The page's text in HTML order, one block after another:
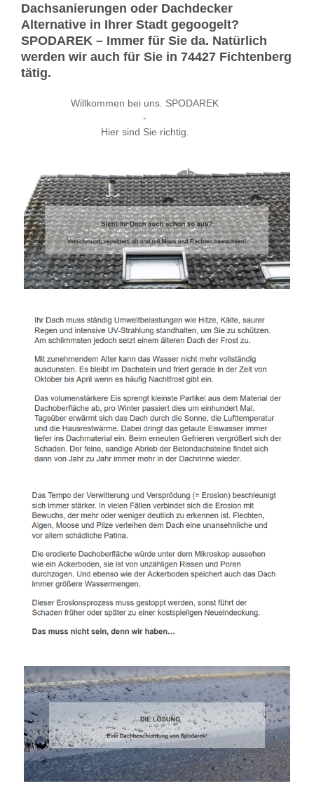
Dachsanierungen oder Dachdecker
Alternative in Ihrer Stadt gegoogelt?
SPODAREK – Immer für Sie da. Natürlich
werden wir auch für Sie in 74427 Fichtenberg
tätig.
Willkommen bei uns. SPODAREK
-
Hier sind Sie richtig.